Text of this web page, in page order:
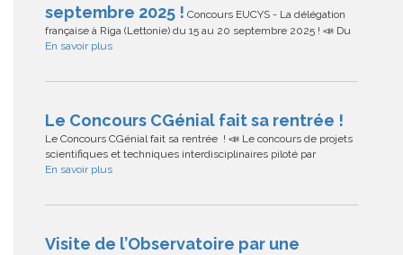
septembre 2025 ! Concours EUCYS - La délégation
française à Riga (Lettonie) du 15 au 20 septembre 2025 ! 📣 Du
En savoir plus
Le Concours CGénial fait sa rentrée !
Le Concours CGénial fait sa rentrée ! 📣 Le concours de projets
scientifiques et techniques interdisciplinaires piloté par
En savoir plus
Visite de l’Observatoire par une